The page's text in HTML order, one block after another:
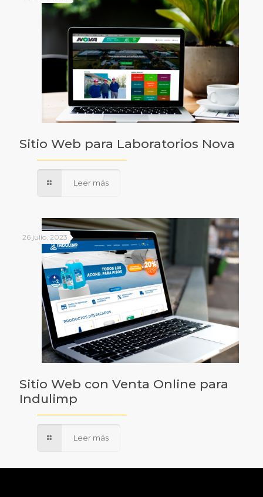
Sitio Web para Laboratorios Nova
Leer más
26 julio, 2023
Sitio Web con Venta Online para
Indulimp
Leer más